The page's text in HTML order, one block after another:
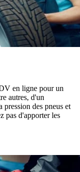
en ligne pour un
autres, d'un
des pneus et
pas d'apporter les